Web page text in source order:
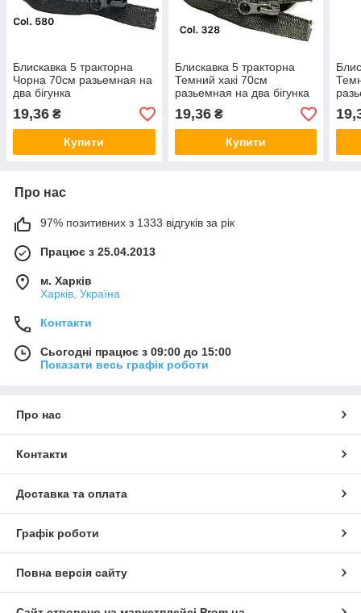
Блискавка 5 тракторна
Чорна 70см разьемная на
два бігунка
19,36 ₴
Купити
Блискавка 5 тракторна
Темний хакі 70см
разьемная на два бігунка
19,36₴
Купити
Про нас
97% позитивних з 1333 відгуків за рік
Працює з 25.04.2013
м. Харків
Харків, Україна
Контакти
Сьогодні працює з 09:00 до 15:00
Показати весь графік роботи
Про нас
Контакти
Доставка та оплата
Графік роботи
Повна версія сайту